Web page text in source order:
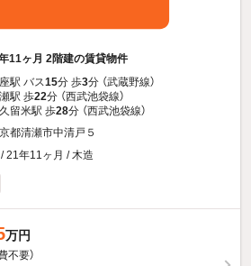
11ヶ月 2階建の賃貸物件
駅 バス15分 歩3分 （武蔵野線）
駅 歩22分 （西武池袋線）
留米駅 歩28分 （西武池袋線）
都清瀬市中清戸５
21年11ヶ月 / 木造
万円
不要）